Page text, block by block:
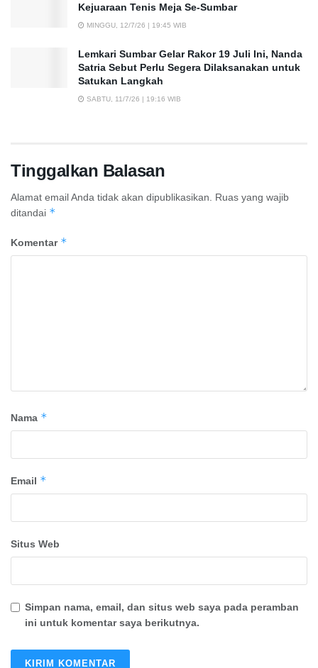
Kejuaraan Tenis Meja Se-Sumbar
MINGGU, 12/7/26 | 19:45 WIB
Lemkari Sumbar Gelar Rakor 19 Juli Ini, Nanda
Satria Sebut Perlu Segera Dilaksanakan untuk
Satukan Langkah
SABTU, 11/7/26 | 19:16 WIB
Tinggalkan Balasan
Alamat email Anda tidak akan dipublikasikan.
Ruas yang wajib
ditandai *
Komentar *
Nama *
Email *
Situs Web
Simpan nama, email, dan situs web saya pada peramban
ini untuk komentar saya berikutnya.